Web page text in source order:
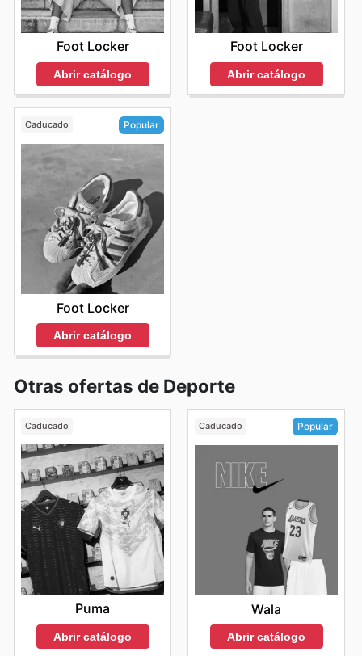
Foot Locker
Abrir catálogo
Foot Locker
Abrir catálogo
Caducado Popular
Foot Locker
Abrir catálogo
Otras ofertas de Deporte
Caducado
Puma
Abrir catálogo
Caducado Popular
Wala
Abrir catálogo